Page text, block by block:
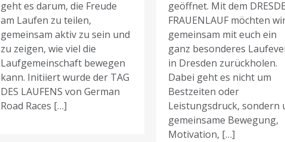
geht es darum, die Freude
am Laufen zu teilen,
gemeinsam aktiv zu sein und
zu zeigen, wie viel die
Laufgemeinschaft bewegen
kann. Initiiert wurde der TAG
DES LAUFENS von German
Road Races […]
geöffnet. Mit dem
FRAUENLAUF möchten
gemeinsam mit euch ein
ganz besonderes
in Dresden zurückholen.
Dabei geht es nicht um
Bestzeiten oder
Leistungsdruck, sondern
gemeinsame Bewegung,
Motivation, […]